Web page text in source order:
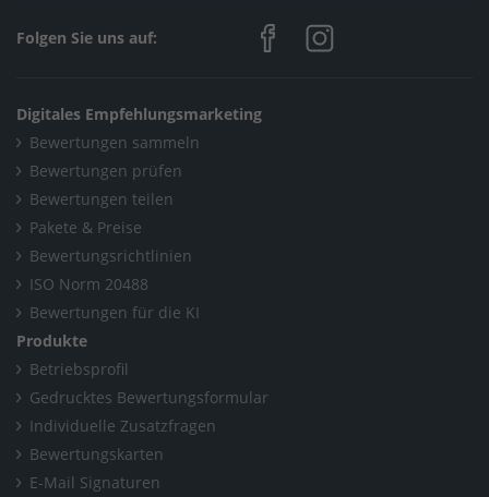
Folgen Sie uns auf:
Digitales Empfehlungsmarketing
Bewertungen sammeln
Bewertungen prüfen
Bewertungen teilen
Pakete & Preise
Bewertungsrichtlinien
ISO Norm 20488
Bewertungen für die KI
Produkte
Betriebsprofil
Gedrucktes Bewertungsformular
Individuelle Zusatzfragen
Bewertungskarten
E-Mail Signaturen